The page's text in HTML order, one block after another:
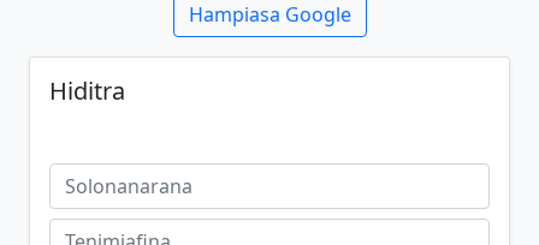
Hampiasa Google
Hiditra